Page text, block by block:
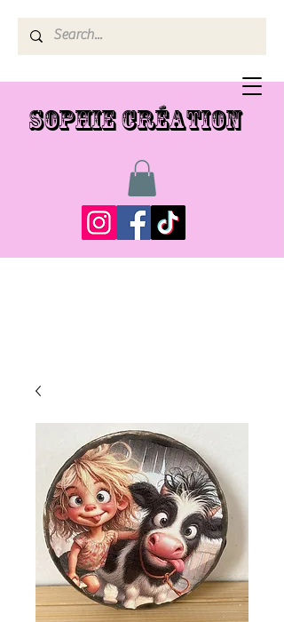
SOPHIE CRÉATION